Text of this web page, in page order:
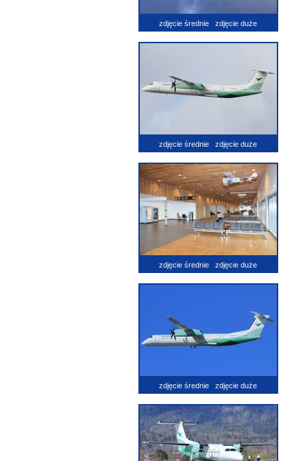
zdjęcie średnie zdjęcie duże
zdjęcie średnie zdjęcie duże
zdjęcie średnie zdjęcie duże
zdjęcie średnie zdjęcie duże